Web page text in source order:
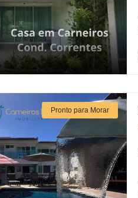
Pronto para Morar